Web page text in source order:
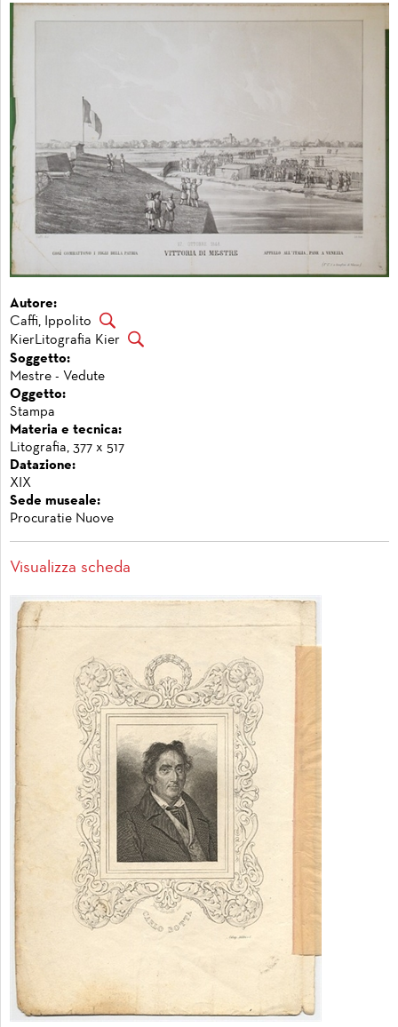
Autore:
Caffi, Ippolito
KierLitografia Kier
Soggetto:
Mestre - Vedute
Oggetto:
Stampa
Materia e tecnica:
Litografia, 377 x 517
Datazione:
XIX
Sede museale:
Procuratie Nuove
Visualizza scheda